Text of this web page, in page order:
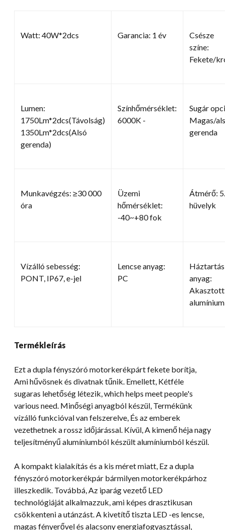
Watt: 40W*2dcs Garancia: 1 év
Csésze
színe:
Fekete/
Lumen:
1750Lm*2dcs(Távolság)
1350Lm*2dcs(Alsó
gerenda)
Színhőmérséklet:
6000K -
Sugár
Magas/
gerenda
Munkavégzés: ≥30 000
óra
Üzemi
hőmérséklet:
-40~+80 fok
Átmérő:
hüvelyk
Vízálló sebesség:
PONT, IP67, e-jel
Lencse anyag:
PC
anyag:
Akasztott
alumínium
Termékleírás
Ezt a dupla fényszóró motorkerékpárt fekete borítja,
Ami hűvösnek és divatnak tűnik. Emellett, Kétféle
sugaras lehetőség létezik, which helps meet people's
various need . Minőségi anyagból készül, Termékünk
vízálló funkcióval van felszerelve, És az emberek
vezethetnek a rossz időjárással. Kívül, A kimenő héja nagy
teljesítményű alumíniumból készült alumíniumból készül.
A kompakt kialakítás és a kis méret miatt, Ez a dupla
fényszóró motorkerékpár bármilyen motorkerékpárhoz
illeszkedik. Továbbá, Az iparág vezető LED
technológiáját alkalmazzuk, ami képes drasztikusan
csökkenteni a utánzást. A kivetítő tiszta LED -es lencse,
magas fényerővel és alacsony energiafogyasztással,